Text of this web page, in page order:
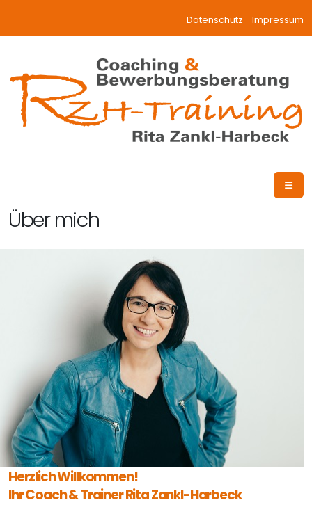
Datenschutz Impressum
Über mich
Herzlich Willkommen!
Ihr Coach & Trainer Rita Zankl-Harbeck